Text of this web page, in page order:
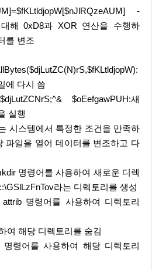
-
해 0xD8과 XOR 연산을 수행하
를 변조
에 다시 씀
$oEefgawPUH:새
실행
시스템에서 특정한 조건을 만족하
파일을 열어 데이터를 변조하고 다
명령어를 사용하여 새로운 디렉
라는 디렉토리를 생성
명령어를 사용하여 디렉토리
여 해당 디렉토리를 숨김
령어를 사용하여 해당 디렉토리